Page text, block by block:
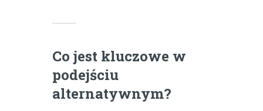
Co jest kluczowe w
podejściu
alternatywnym?